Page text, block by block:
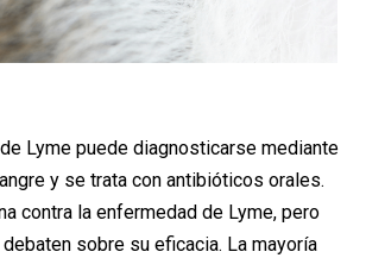
Lyme puede diagnosticarse mediante
y se trata con antibióticos orales.
contra la enfermedad de Lyme, pero
sobre su eficacia. La mayoría